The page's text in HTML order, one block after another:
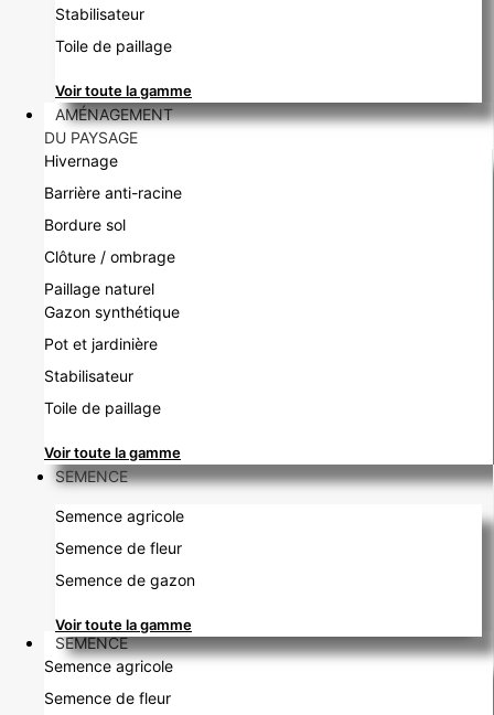
Stabilisateur
Toile de paillage
Voir toute la gamme
AMÉNAGEMENT
DU PAYSAGE
Hivernage
Barrière anti-racine
Bordure sol
Clôture / ombrage
Paillage naturel
Gazon synthétique
Pot et jardinière
Stabilisateur
Toile de paillage
Voir toute la gamme
SEMENCE
Semence agricole
Semence de fleur
Semence de gazon
Voir toute la gamme
SEMENCE
Semence agricole
Semence de fleur